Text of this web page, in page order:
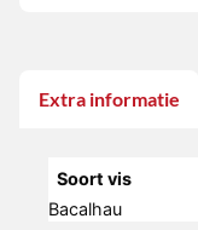
Extra informatie
Soort vis
Bacalhau